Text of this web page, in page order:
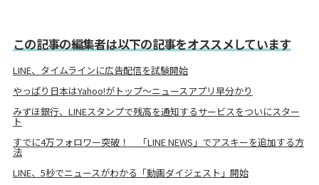
この記事の編集者は以下の記事をオススメしています
LINE、タイムラインに広告配信を試験開始
やっぱり日本はYahoo!がトップ～ニュースアプリ早分かり
みずほ銀行、LINEスタンプで残高を通知するサービスをついにスター
ト
すでに4万フォロワー突破！ 「LINE NEWS」でアスキーを追加する方
法
LINE、5秒でニュースがわかる「動画ダイジェスト」開始